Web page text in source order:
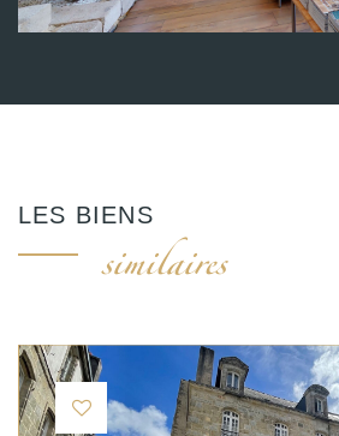
LES BIENS
similaires